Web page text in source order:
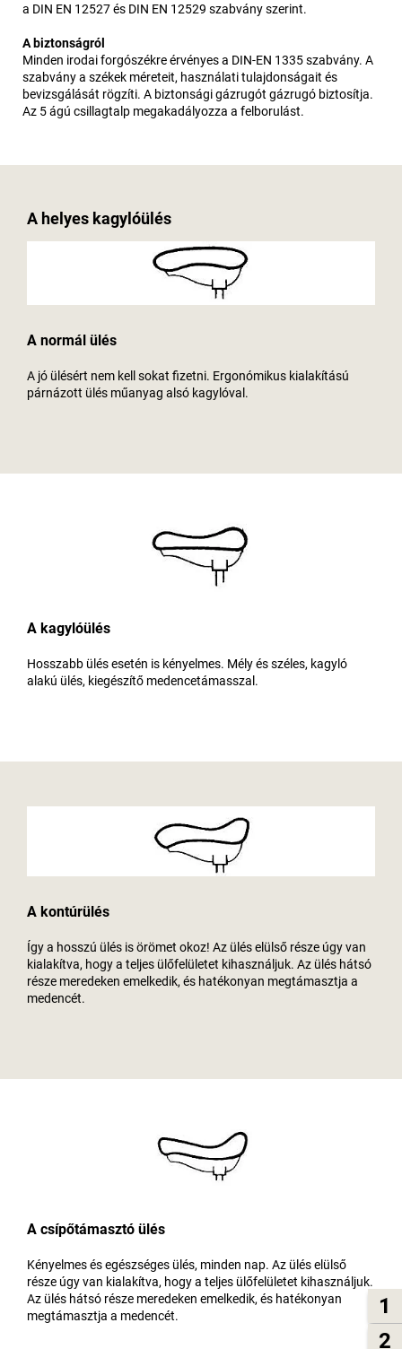
1
2
a DIN EN 12527 és DIN EN 12529 szabvány szerint.
A biztonságról
Minden irodai forgószékre érvényes a DIN-EN 1335 szabvány. A
szabvány a székek méreteit, használati tulajdonságait és
bevizsgálását rögzíti. A biztonsági gázrugót gázrugó biztosítja.
Az 5 ágú csillagtalp megakadályozza a felborulást.
A helyes kagylóülés
A normál ülés
A jó ülésért nem kell sokat fizetni. Ergonómikus kialakítású
párnázott ülés műanyag alsó kagylóval.
A kagylóülés
Hosszabb ülés esetén is kényelmes. Mély és széles, kagyló
alakú ülés, kiegészítő medencetámasszal.
A kontúrülés
Így a hosszú ülés is örömet okoz! Az ülés elülső része úgy van
kialakítva, hogy a teljes ülőfelületet kihasználjuk. Az ülés hátsó
része meredeken emelkedik, és hatékonyan megtámasztja a
medencét.
A csípőtámasztó ülés
Kényelmes és egészséges ülés, minden nap. Az ülés elülső
része úgy van kialakítva, hogy a teljes ülőfelületet kihasználjuk.
Az ülés hátsó része meredeken emelkedik, és hatékonyan
megtámasztja a medencét.